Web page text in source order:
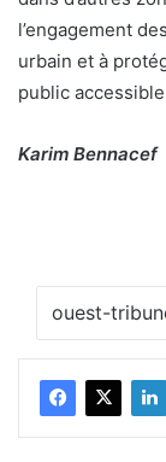
l’engagement
urbain et à
public
Karim Bennacef